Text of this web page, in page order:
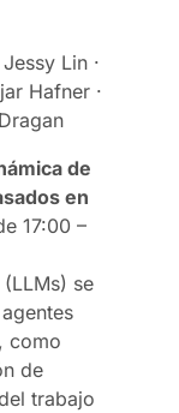
Lin ·
Hafner ·
de
en
17:00 –
se
como
de
trabajo